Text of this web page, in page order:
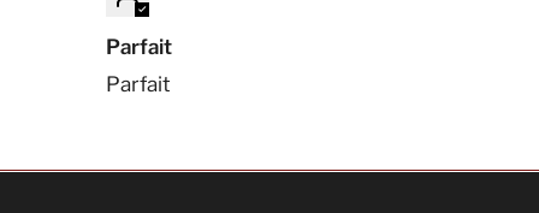
Parfait
Parfait